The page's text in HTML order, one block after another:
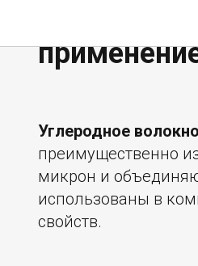
Углеродное волокно
преимущественно
микрон и
использованы в
свойств.